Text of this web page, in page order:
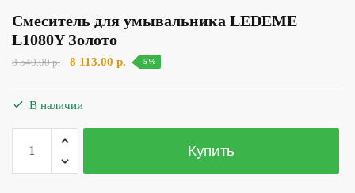
Смеситель для умывальника LEDEME
L1080Y Золото
8 540.00р.
Первоначальная
540.00 р..
8 113.00 р. Текущая
-5%
В наличии
Количество
товара
Смеситель
Купить